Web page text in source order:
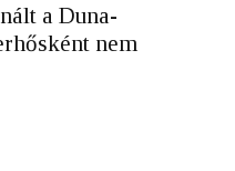
a Duna-
nem